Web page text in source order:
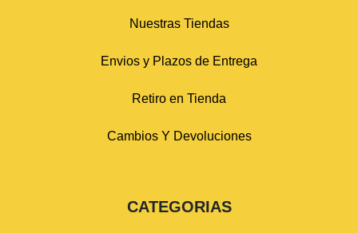
Nuestras Tiendas
Envios y Plazos de Entrega
Retiro en Tienda
Cambios Y Devoluciones
CATEGORIAS